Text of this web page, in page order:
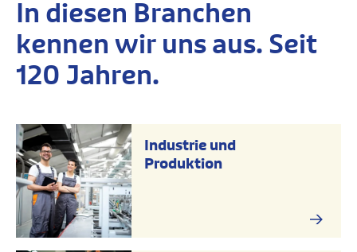
In diesen Branchen
kennen wir uns aus. Seit
120 Jahren.
Industrie und
Produktion